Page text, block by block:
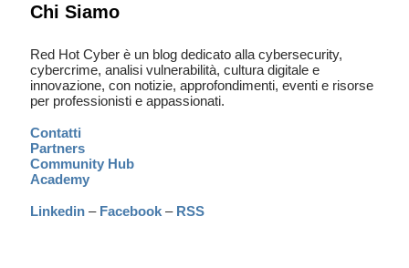
Chi Siamo
Red Hot Cyber è un blog dedicato alla cybersecurity,
cybercrime, analisi vulnerabilità, cultura digitale e
innovazione, con notizie, approfondimenti, eventi e risorse
per professionisti e appassionati.
Contatti
Partners
Community Hub
Academy
Linkedin – Facebook – RSS